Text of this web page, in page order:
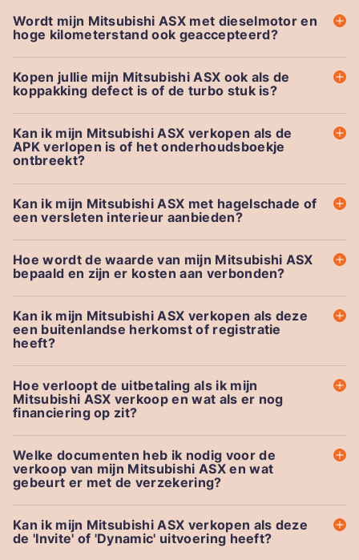
Wordt mijn Mitsubishi ASX met dieselmotor en
hoge kilometerstand ook geaccepteerd?
Kopen jullie mijn Mitsubishi ASX ook als de
koppakking defect is of de turbo stuk is?
Kan ik mijn Mitsubishi ASX verkopen als de
APK verlopen is of het onderhoudsboekje
ontbreekt?
Kan ik mijn Mitsubishi ASX met hagelschade of
een versleten interieur aanbieden?
Hoe wordt de waarde van mijn Mitsubishi ASX
bepaald en zijn er kosten aan verbonden?
Kan ik mijn Mitsubishi ASX verkopen als deze
een buitenlandse herkomst of registratie
heeft?
Hoe verloopt de uitbetaling als ik mijn
Mitsubishi ASX verkoop en wat als er nog
financiering op zit?
Welke documenten heb ik nodig voor de
verkoop van mijn Mitsubishi ASX en wat
gebeurt er met de verzekering?
Kan ik mijn Mitsubishi ASX verkopen als deze
de 'Invite' of 'Dynamic' uitvoering heeft?